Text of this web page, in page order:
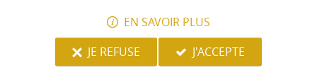
NOUS AVONS TESTÉPOUR VOUS
EN SAVOIR PLUS
JE REFUSE
J'ACCEPTE